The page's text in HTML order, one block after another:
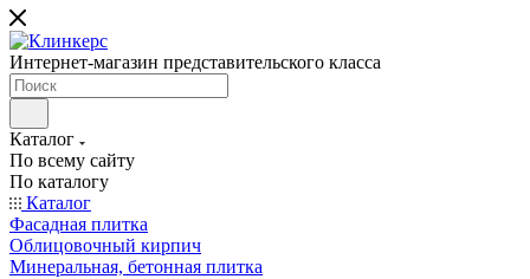
Интернет-магазин представительского класса
Каталог
По всему сайту
По каталогу
Каталог
Фасадная плитка
Облицовочный кирпич
Минеральная, бетонная плитка